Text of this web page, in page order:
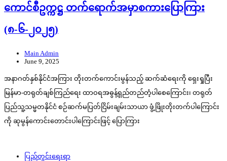
ကောင်စီဥက္ကဋ္ဌ တက်ရောက်အမှာစကားပြောကြား
(၈-၆-၂၀၂၅)
Main Admin
June 9, 2025
အနာဂတ်နှစ်နိုင်ငံအကြား တိုးတက်ကောင်းမွန်သည့် ဆက်ဆံရေးကို ရှေးရှုပြီး
မြန်မာ-တရုတ်ချစ်ကြည်ရေး ထာဝရအဓွန့်ရှည်တည်တံ့ပါစေကြောင်း၊ တရုတ်
ပြည်သူ့သမ္မတနိုင်ငံ စဉ်ဆက်မပြတ်ငြိမ်းချမ်းသာယာ ဖွံ့ဖြိုးတိုးတက်ပါကြောင်း
ကို ဆုမွန်ကောင်းတောင်းပါကြောင်းဖြင့် ပြောကြား
ပြည်တွင်းရေးရာ